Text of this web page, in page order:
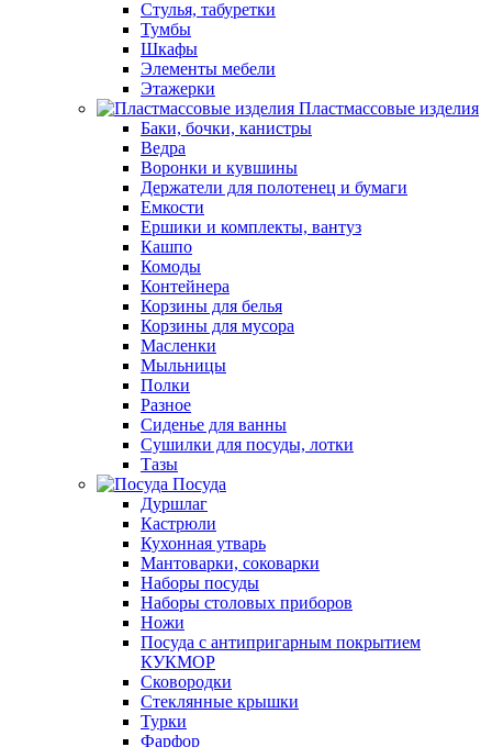
Стулья, табуретки
Тумбы
Шкафы
Элементы мебели
Этажерки
Пластмассовые изделия
Баки, бочки, канистры
Ведра
Воронки и кувшины
Держатели для полотенец и бумаги
Емкости
Ершики и комплекты, вантуз
Кашпо
Комоды
Контейнера
Корзины для белья
Корзины для мусора
Масленки
Мыльницы
Полки
Разное
Сиденье для ванны
Сушилки для посуды, лотки
Тазы
Посуда
Дуршлаг
Кастрюли
Кухонная утварь
Мантоварки, соковарки
Наборы посуды
Наборы столовых приборов
Ножи
Посуда с антипригарным покрытием
КУКМОР
Сковородки
Стеклянные крышки
Турки
Фарфор